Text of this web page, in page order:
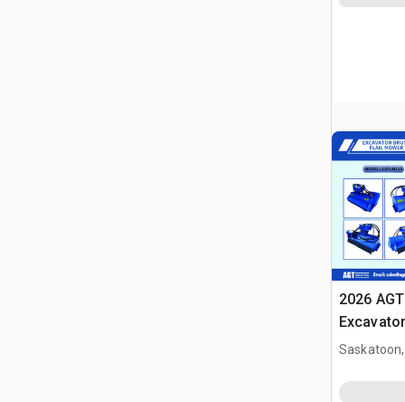
2026
(Unused)
Saskatoon,